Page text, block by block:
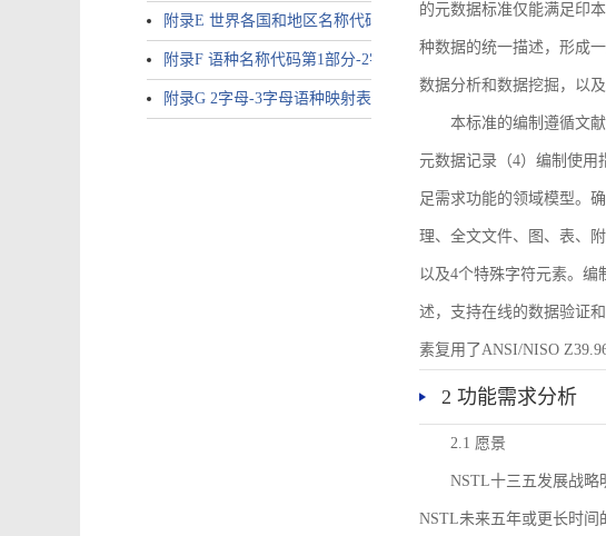
附录E 世界各国和地区名称代码-2字母代码（GB/T 2659-2000等
附录F 语种名称代码第1部分-2字母代码（GB/T 4880.1-2005等同
附录G 2字母-3字母语种映射表
的元数据标准仅能满足印
种数据的统一描述，形成
数据分析和数据挖掘，以
本标准的编制遵循文
元数据记录（4）编制使用
足需求功能的领域模型。
理、全文文件、图、表、
以及4个特殊字符元素。
述，支持在线的数据验证
素复用了ANSI/NISO
2 功能需求分析
2.1 愿景
NSTL十三五发展战略
NSTL未来五年或更长时间